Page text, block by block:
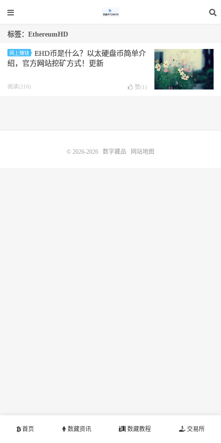
标签：EthereumHD
网上赚钱
EHD币是什么？以太硬盘币简单介
绍，官方网站挖矿方式！更新
阅读(210) 赞(1 )
首页 数藏资讯 数藏教程 交易所
© 2026-2026 数字藏品 网站地图